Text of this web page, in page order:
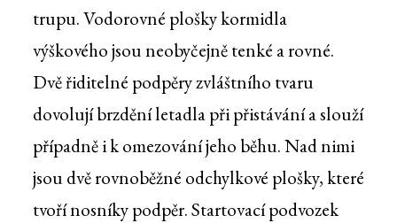
trupu. Vodorovné plošky kormidla
výškového jsou neobyčejně tenké a rovné.
Dvě řiditelné podpěry zvláštního tvaru
dovolují brzdění letadla při přistávání a slouží
případně i k omezování jeho běhu. Nad nimi
jsou dvě rovnoběžné odchylkové plošky, které
tvoří nosníky podpěr. Startovací podvozek